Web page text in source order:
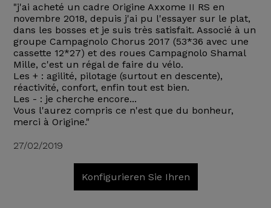
"j'ai acheté un cadre Origine Axxome II RS en
novembre 2018, depuis j'ai pu l'essayer sur le plat,
dans les bosses et je suis très satisfait. Associé à un
groupe Campagnolo Chorus 2017 (53*36 avec une
cassette 12*27) et des roues Campagnolo Shamal
Mille, c'est un régal de faire du vélo.
Les + : agilité, pilotage (surtout en descente),
réactivité, confort, enfin tout est bien.
Les - : je cherche encore...
Vous l'aurez compris ce n'est que du bonheur,
merci à Origine."
27/02/2019
Konfigurieren Sie Ihren